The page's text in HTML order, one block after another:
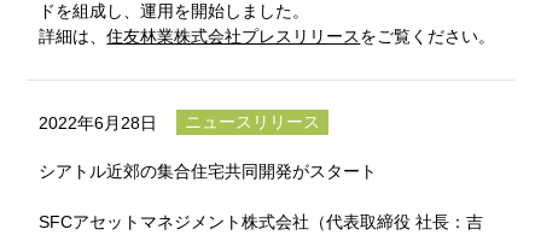
ドを組成し、運用を開始しました。
詳細は、住友林業株式会社プレスリリースをご覧ください。
2022年6月28日 ニュースリリース
シアトル近郊の集合住宅共同開発がスタート
SFCアセットマネジメント株式会社（代表取締役 社長：吉